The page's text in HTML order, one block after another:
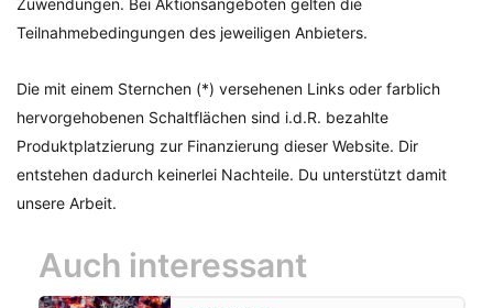
Teilnahmebedingungen des jeweiligen Anbieters.
Die mit einem Sternchen (*) versehenen Links oder farblich
hervorgehobenen Schaltflächen sind i.d.R. bezahlte
Produktplatzierung zur Finanzierung dieser Website. Dir
entstehen dadurch keinerlei Nachteile. Du unterstützt damit
unsere Arbeit.
Auch interessant